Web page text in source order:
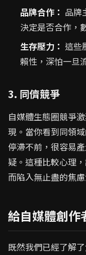
品牌合作： 品牌
決定是否合作，
生存壓力： 這些
賴性，深怕一旦
3. 同儕競爭
自媒體生態圈競爭
現。當你看到同領
停滯不前，很容易
疑。這種比較心理
而陷入無止盡的焦慮
給自媒體創作
既然我們已經了解